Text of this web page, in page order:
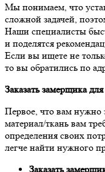
Мы понимаем, что
сложной задачей,
Наши специалисты
и поделятся
Если вы ищете не
то вы обратились по
Заказать замерщика
Первое, что вам нужно
материал/ткань вам
определения своих
легче найти нужного
Заказать